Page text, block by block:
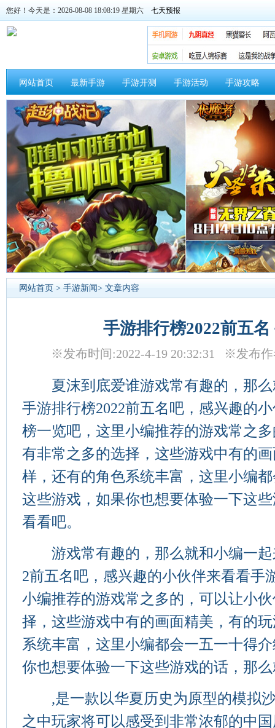
您好！今天是：2026-08-08 18:08:20 星期六
网站首页 最新手游 手游开测 手游活动 手游攻略
网站首页 > 手游新闻> 文章内容
手游排行榜2022前五名
※发布时间:2022-4-19 20:32:31 ※发布
夏沫到底爱谁游戏常有趣的，那么
手游排行榜2022前五名吧，感兴趣的
榜一览吧，这里小编推荐的游戏常之
有非常之多的选择，这些游戏中有的
样，还有的角色系统丰富，这里小编
这些游戏，如果你也想要体验一下这
看看吧。
游戏常有趣的，那么就和小编一起
2前五名吧，感兴趣的小伙伴来看看手
小编推荐的游戏常之多的，可以让小
择，这些游戏中有的画面精美，有的
系统丰富，这里小编都会一五一十得
你也想要体验一下这些游戏的话，那
,是一款以华夏历史为原型的模拟沙
之中玩家将可以感受到非常浓郁的中